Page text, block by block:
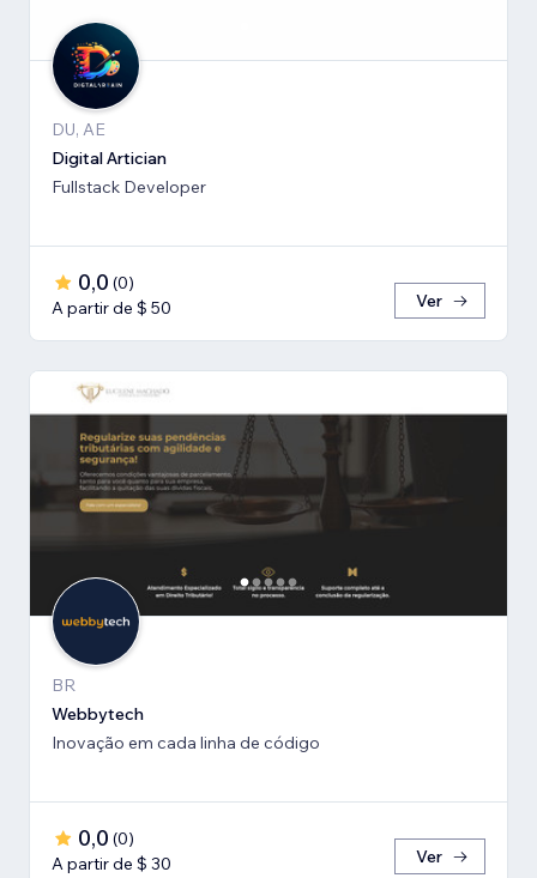
DU, AE
Digital Artician
Fullstack Developer
0,0 (0)
A partir de $ 50
Ver
BR
Webbytech
Inovação em cada linha de código
0,0 (0)
A partir de $ 30
Ver